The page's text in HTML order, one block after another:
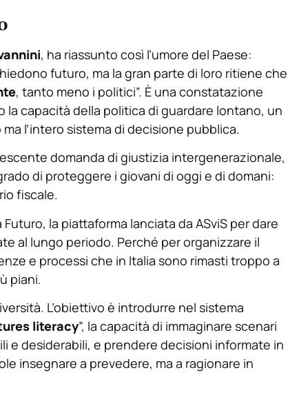
, ha riassunto così l’umore del Paese:
futuro, ma la gran parte di loro ritiene che
, tanto meno i politici”. È una constatazione
capacità della politica di guardare lontano, un
l’intero sistema di decisione pubblica.
domanda di giustizia intergenerazionale,
di proteggere i giovani di oggi e di domani:
fiscale.
la piattaforma lanciata da ASviS per dare
al lungo periodo. Perché per organizzare il
e processi che in Italia sono rimasti troppo a
piani.
L’obiettivo è introdurre nel sistema
literacy”, la capacità di immaginare scenari
e desiderabili, e prendere decisioni informate in
insegnare a prevedere, ma a ragionare in